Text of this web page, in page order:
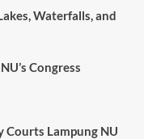
Waterfalls, and
Congress
Courts Lampung NU